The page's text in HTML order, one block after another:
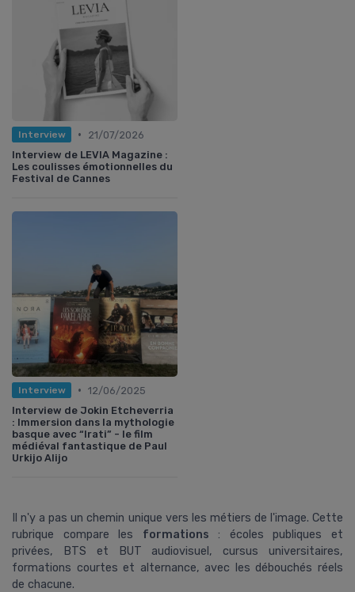
Interview •
21/07/2026
Interview de LEVIA Magazine :
Les coulisses émotionnelles du
Festival de Cannes
Interview • 12/06/2025
Interview de Jokin Etcheverria
: Immersion dans la mythologie
basque avec “Irati” - le film
médiéval fantastique de Paul
Urkijo Alijo
Il n'y a pas un chemin unique vers les métiers de l'image. Cette
rubrique compare les formations : écoles publiques et
privées, BTS et BUT audiovisuel, cursus universitaires,
formations courtes et alternance, avec les débouchés réels
de chacune.